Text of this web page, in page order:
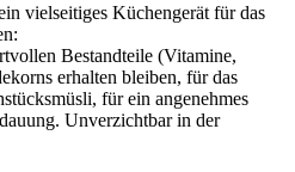
vielseitiges Küchengerät für das
Bestandteile (Vitamine,
erhalten bleiben, für das
für ein angenehmes
Unverzichtbar in der